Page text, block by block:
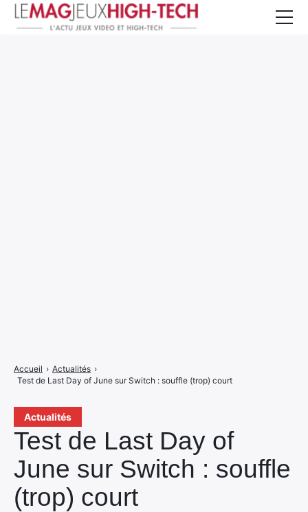
Actualités
Test de Last Day of
June sur Switch : souffle
(trop) court
Accueil › Actualités ›
Test de Last Day of June sur Switch : souffle (trop) court